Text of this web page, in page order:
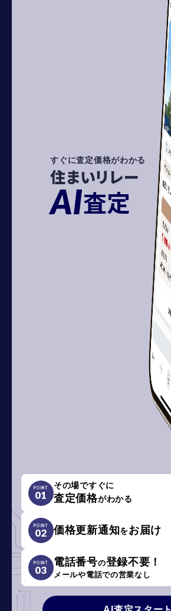
すぐに査定価格がわかる
住まいリレー
AI査定
POINT
01
その場ですぐに
査定価格がわかる
POINT
02 価格更新通知をお届け
POINT
03
電話番号の登録不要！
メールや電話での営業なし